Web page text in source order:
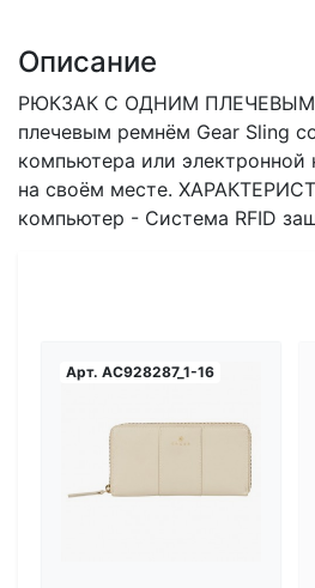
Описание
РЮКЗАК С ОДНИМ ПЛЕЧЕВЫМ
плечевым ремнём Gear Sling
компьютера или
на своём месте.
компьютер - Система RFID
Арт. AC928287_1-16